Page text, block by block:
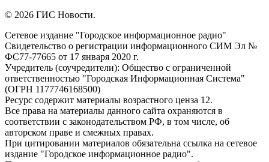
© 2026 ГИС Новости.
Сетевое издание "Городское информационное радио"
Свидетельство о регистрации информационного СИМ Эл №
ФС77-77665 от 17 января 2020 г.
Учредитель (соучредители): Общество с ограниченной
ответственностью "Городская Информационная Система"
(ОГРН 1177746168500)
Ресурс содержит материалы возрастного ценза 12.
Все права на материалы данного сайта охраняются в
соответствии с законодательством РФ, в том числе, об
авторском праве и смежных правах.
При цитировании материалов обязательна ссылка на сетевое
издание "Городское информационное радио".